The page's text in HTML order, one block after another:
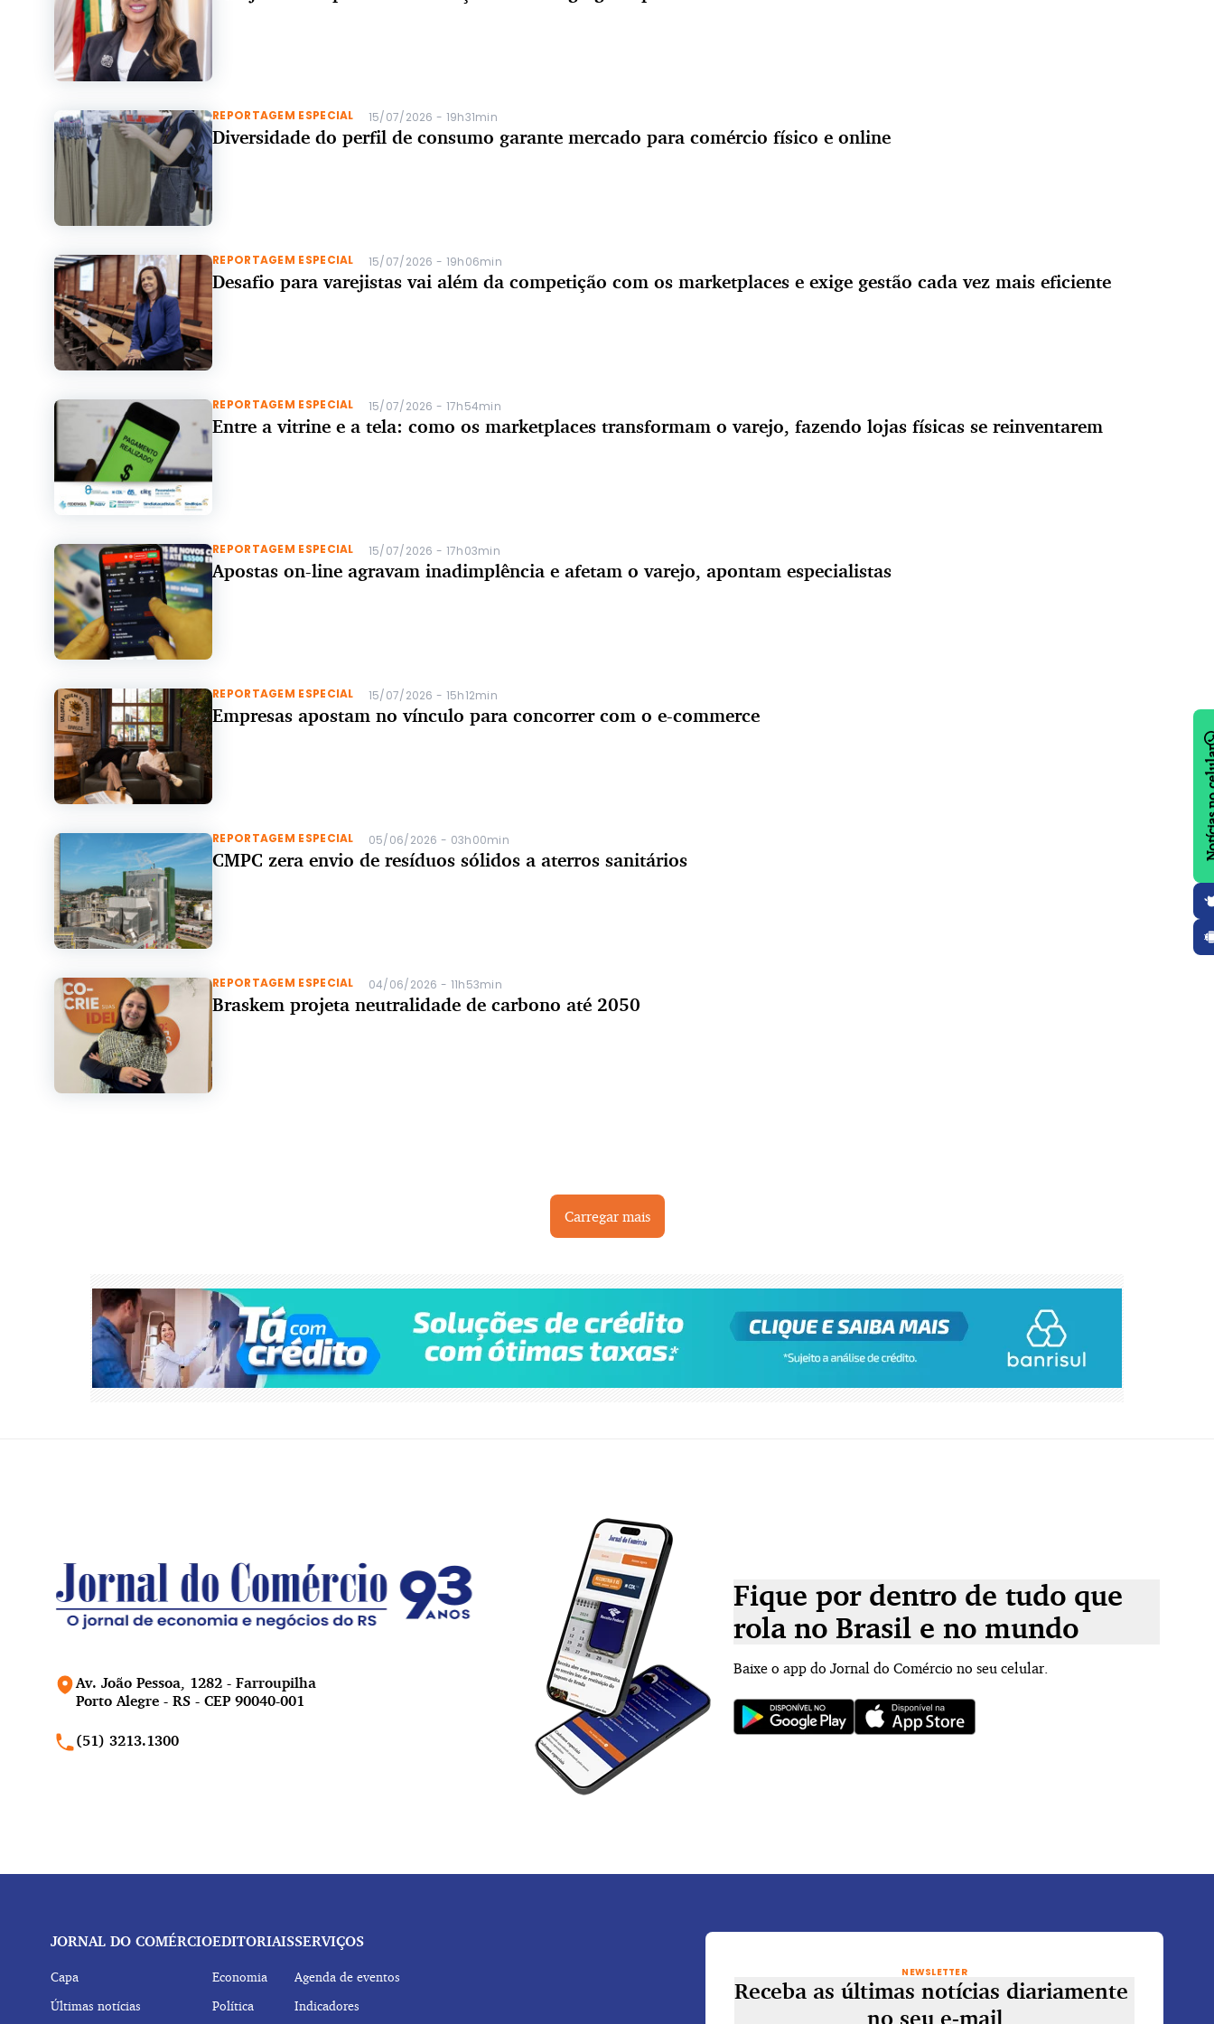
REPORTAGEM ESPECIAL 15/07/2026 - 19h31min
Diversidade do perfil de consumo garante mercado para comércio físico e online
REPORTAGEM ESPECIAL 15/07/2026 - 19h06min
Desafio para varejistas vai além da competição com os marketplaces e exige gestão cada vez mais eficiente
REPORTAGEM ESPECIAL 15/07/2026 - 17h54min
Entre a vitrine e a tela: como os marketplaces transformam o varejo, fazendo lojas físicas se reinventarem
REPORTAGEM ESPECIAL 15/07/2026 - 17h03min
Apostas on-line agravam inadimplência e afetam o varejo, apontam especialistas
REPORTAGEM ESPECIAL 15/07/2026 - 15h12min
Empresas apostam no vínculo para concorrer com o e-commerce
REPORTAGEM ESPECIAL 05/06/2026 - 03h00min
CMPC zera envio de resíduos sólidos a aterros sanitários
REPORTAGEM ESPECIAL 04/06/2026 - 11h53min
Braskem projeta neutralidade de carbono até 2050
Carregar mais
Av. João Pessoa, 1282 - Farroupilha
Porto Alegre - RS - CEP 90040-001
(51) 3213.1300
Fique por dentro de tudo que
rola no Brasil e no mundo
Baixe o app do Jornal do Comércio no seu celular.
JORNAL DO COMÉRCIO
Capa
Últimas notícias
EDITORIAIS
Economia
Política
SERVIÇOS
Agenda de eventos
Indicadores
NEWSLETTER
Receba as últimas notícias diariamente
no seu e-mail